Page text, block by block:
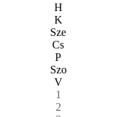
H
K
Sze
Cs
P
Szo
V
1
2